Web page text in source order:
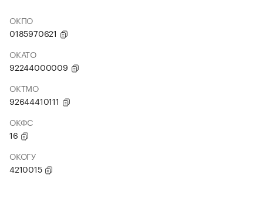
ОКПО
0185970621
ОКАТО
92244000009
ОКТМО
92644410111
ОКФС
16
ОКОГУ
4210015